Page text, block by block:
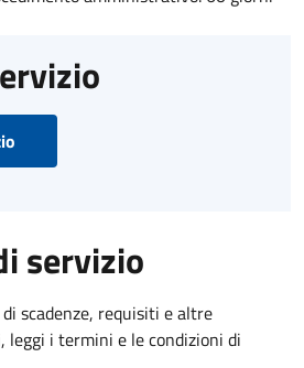
servizio
scadenze, requisiti e altre
i termini e le condizioni di